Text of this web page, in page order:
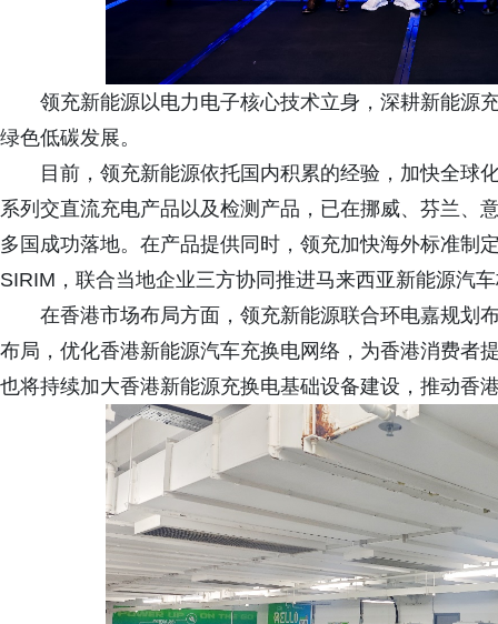
领充新能源以电力电子核心技术立身，深耕新能源
绿色低碳发展。
目前，领充新能源依托国内积累的经验，加快全球
系列交直流充电产品以及检测产品，已在挪威、芬兰、
多国成功落地。在产品提供同时，领充加快海外标准制
SIRIM，联合当地企业三方协同推进马来西亚新能源汽
在香港市场布局方面，领充新能源联合环电嘉规划
布局，优化香港新能源汽车充换电网络，为香港消费者
也将持续加大香港新能源充换电基础设备建设，推动香